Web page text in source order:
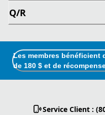
Q/R
Les membres bénéficient
de 180 $ et de
Service Client :